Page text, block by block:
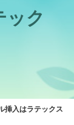
ック
挿入はラテックス